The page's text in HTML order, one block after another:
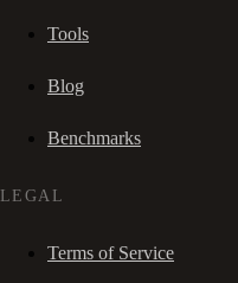
Tools
Blog
Benchmarks
LEGAL
Terms of Service